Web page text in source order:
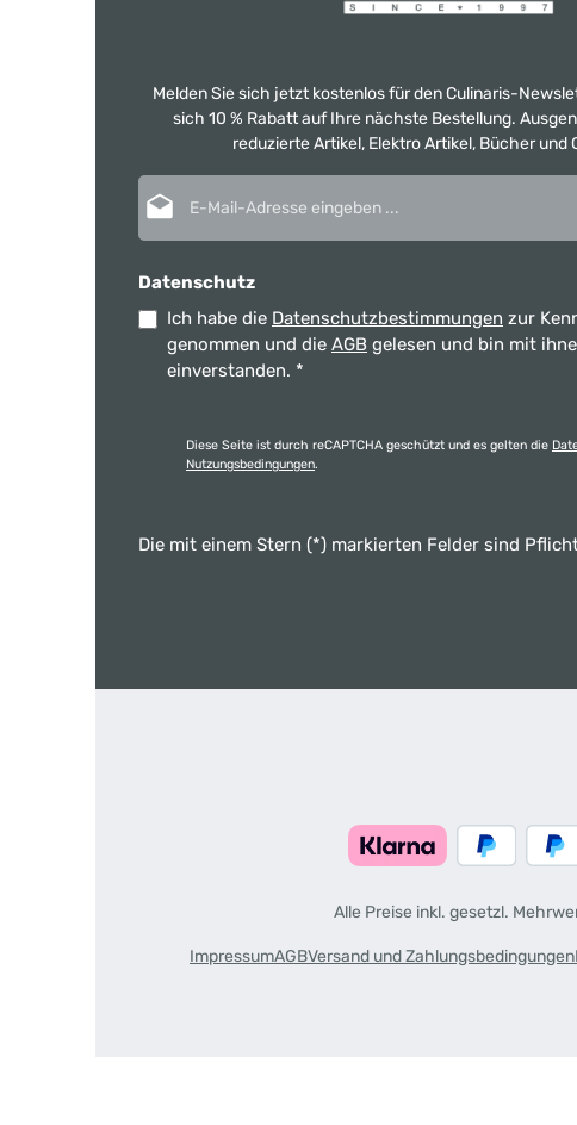
Melden Sie sich jetzt kostenlos für den Culinaris-
sich 10 % Rabatt auf Ihre nächste Bestellung.
reduzierte Artikel, Elektro Artikel, Bücher und
Datenschutz
Ich habe die Datenschutzbestimmungen zur
genommen und die AGB gelesen und bin mit
einverstanden. *
Diese Seite ist durch reCAPTCHA geschützt und es gelten die
Nutzungsbedingungen.
Die mit einem Stern (*) markierten Felder sind
Alle Preise inkl. gesetzl.
ImpressumAGBVersand und Zahlungsbedingungen